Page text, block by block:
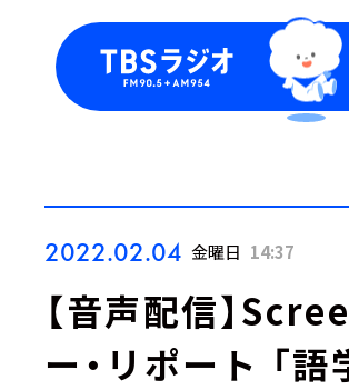
2022.02.04 金曜日 14:37
【音声配信】
ー・リポート 「